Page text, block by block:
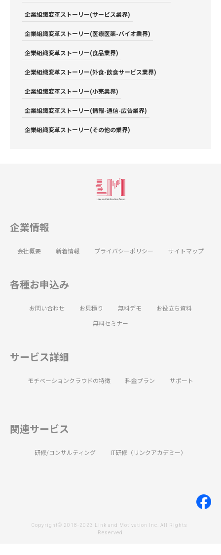
企業組織変革ストーリー(サービス業界)
企業組織変革ストーリー(医療医薬-バイオ業界)
企業組織変革ストーリー(食品業界)
企業組織変革ストーリー(外食-飲食サービス業界)
企業組織変革ストーリー(小売業界)
企業組織変革ストーリー(情報-通信-広告業界)
企業組織変革ストーリー(その他の業界)
企業情報
会社概要 新着情報 プライバシーポリシー サイトマップ
各種お申込み
お問い合わせ お見積り 無料デモ
お役立ち資料
無料セミナー
サービス詳細
モチベーションクラウドの特徴 料金プラン サポート
関連サービス
研修/コンサルティング IT研修（リンクアカデミー）
Copyright© 2018-2023 Link and Motivation Inc. All Rights
Reserved